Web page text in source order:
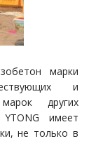
марки
и
других
имеет
не только в